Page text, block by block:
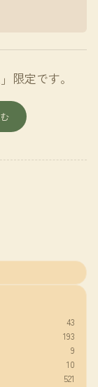
限定です。
43
193
9
10
521